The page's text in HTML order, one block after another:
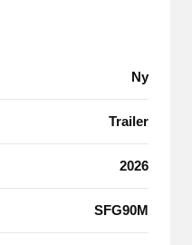
Ny
Trailer
2026
SFG90M